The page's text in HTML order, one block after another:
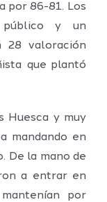
por 86-81. Los
público y un
28 valoración
que plantó
Huesca y muy
mandando en
De la mano de
a entrar en
por